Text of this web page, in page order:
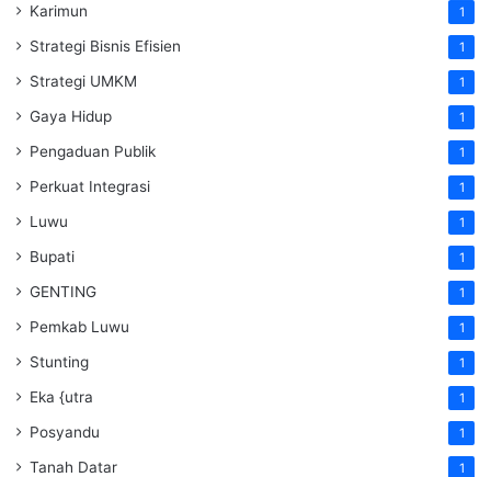
Karimun 1
Strategi Bisnis Efisien 1
Strategi UMKM 1
Gaya Hidup 1
Pengaduan Publik 1
Perkuat Integrasi 1
Luwu 1
Bupati 1
GENTING 1
Pemkab Luwu 1
Stunting 1
Eka {utra 1
Posyandu 1
Tanah Datar 1